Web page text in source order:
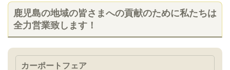
鹿児島の地域の皆さまへの貢献のために私たちは
全力営業致します！
カーポートフェア